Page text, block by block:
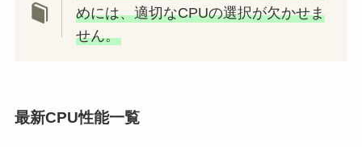
めには、適切なCPUの選択が欠かせま
せん。
最新CPU性能一覧